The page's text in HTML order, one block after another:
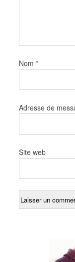
Nom *
Adresse de
Site web